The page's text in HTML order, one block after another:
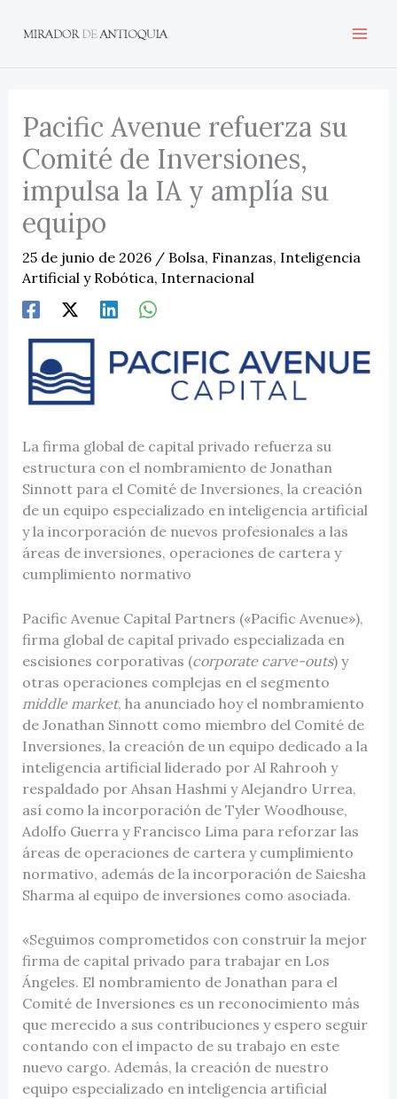
Pacific Avenue refuerza su
Comité de Inversiones,
impulsa la IA y amplía su
equipo
25 de junio de 2026 / Bolsa, Finanzas, Inteligencia
Artificial y Robótica, Internacional
La firma global de capital privado refuerza su
estructura con el nombramiento de Jonathan
Sinnott para el Comité de Inversiones, la creación
de un equipo especializado en inteligencia artificial
y la incorporación de nuevos profesionales a las
áreas de inversiones, operaciones de cartera y
cumplimiento normativo
Pacific Avenue Capital Partners («Pacific Avenue»),
firma global de capital privado especializada en
escisiones corporativas (corporate carve-outs) y
otras operaciones complejas en el segmento
middle market, ha anunciado hoy el nombramiento
de Jonathan Sinnott como miembro del Comité de
Inversiones, la creación de un equipo dedicado a la
inteligencia artificial liderado por Al Rahrooh y
respaldado por Ahsan Hashmi y Alejandro Urrea,
así como la incorporación de Tyler Woodhouse,
Adolfo Guerra y Francisco Lima para reforzar las
áreas de operaciones de cartera y cumplimiento
normativo, además de la incorporación de Saiesha
Sharma al equipo de inversiones como asociada.
«Seguimos comprometidos con construir la mejor
firma de capital privado para trabajar en Los
Ángeles. El nombramiento de Jonathan para el
Comité de Inversiones es un reconocimiento más
que merecido a sus contribuciones y espero seguir
contando con el impacto de su trabajo en este
nuevo cargo. Además, la creación de nuestro
equipo especializado en inteligencia artificial